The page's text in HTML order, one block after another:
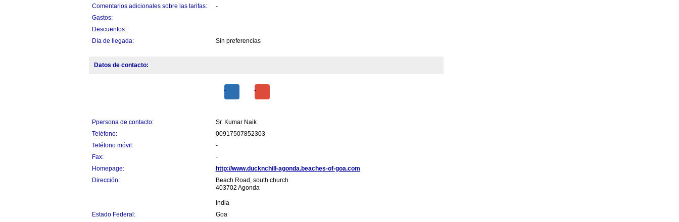
Comentarios adicionales sobre las tarifas:
-
Gastos:
Descuentos:
Día de llegada:
Sin preferencias
Datos de contacto:
Ppersona de contacto:
Sr. Kumar Naik
Teléfono:
00917507852303
Teléfono móvil:
-
Fax:
-
Homepage:
http://www.ducknchill-agonda.beaches-of-goa.com
Dirección:
Beach Road, south church
403702 Agonda
India
Estado Federal:
Goa